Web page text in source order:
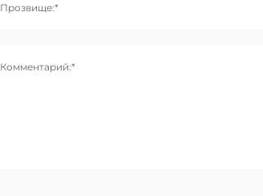
Прозвище:*
Комментарий:*